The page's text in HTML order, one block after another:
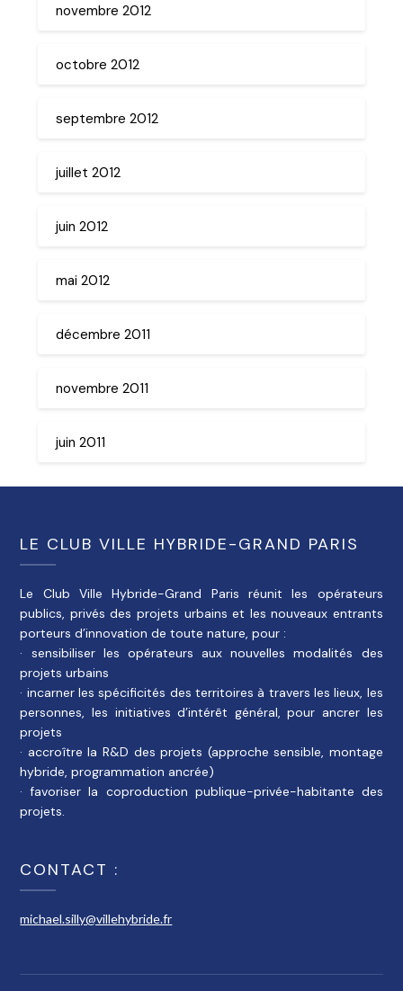
novembre 2012
octobre 2012
septembre 2012
juillet 2012
juin 2012
mai 2012
décembre 2011
novembre 2011
juin 2011
LE CLUB VILLE HYBRIDE-GRAND PARIS
Le Club Ville Hybride-Grand Paris réunit les opérateurs
publics, privés des projets urbains et les nouveaux entrants
porteurs d’innovation de toute nature, pour :
· sensibiliser les opérateurs aux nouvelles modalités des
projets urbains
· incarner les spécificités des territoires à travers les lieux, les
personnes, les initiatives d’intérêt général, pour ancrer les
projets
· accroître la R&D des projets (approche sensible, montage
hybride, programmation ancrée)
· favoriser la coproduction publique-privée-habitante des
projets.
CONTACT :
michael.silly@villehybride.fr